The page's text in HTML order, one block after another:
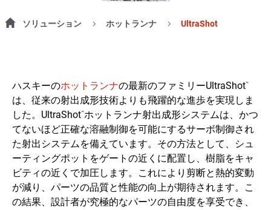
ソリューション ホットランナ UltraShot
ハスキーのホットランナの最新のファミリーUltraShot™
は、従来の射出成形技術よりも飛躍的な進歩を実現しま
した。UltraShot™ホットランナ射出成形システムは、かつ
てないほど正確な溶融制御を可能にするサーボ制御され
た射出システムを備えています。その方法として、シュ
ーティングポットをゲートの近くに配置し、樹脂をキャ
ビティの近くで加圧します。これにより剪断と熱的変動
が減り、パーツの品質と性能の向上が期待されます。こ
の結果、設計者が究極的なパーツの自由度を享受でき、